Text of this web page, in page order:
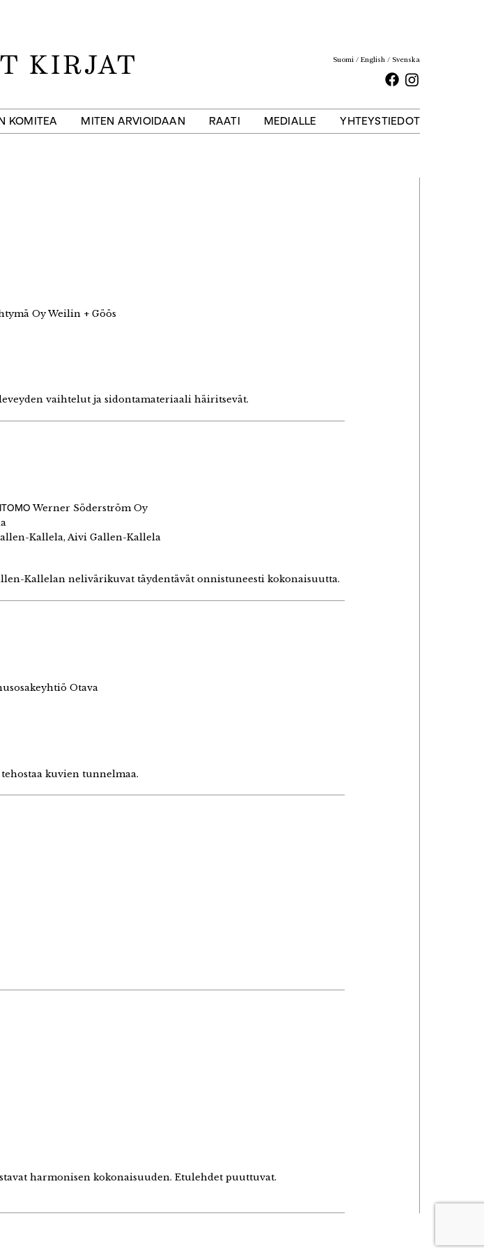
Suomi English Svenska
Facebook
KOMITEA MITEN ARVIOIDAAN RAATI MEDIALLE YHTEYSTIEDOT
Oy Weilin + Göös
vaihtelut ja sidontamateriaali häiritsevät.
Werner Söderström Oy
Kallela, Aivi Gallen-Kallela
Kallelan nelivärikuvat täydentävät onnistuneesti kokonaisuutta.
Otava
kuvien tunnelmaa.
harmonisen kokonaisuuden. Etulehdet puuttuvat.